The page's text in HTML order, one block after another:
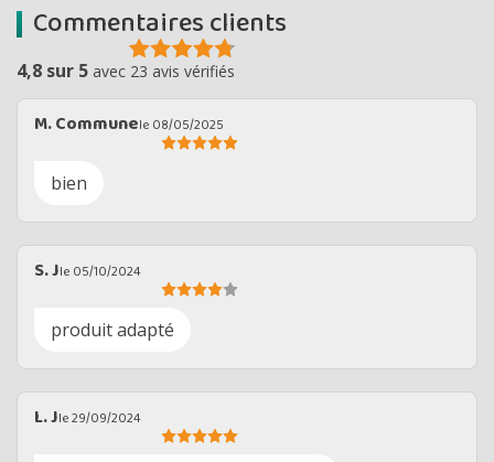
Commentaires clients
4,8 sur 5 avec 23 avis vérifiés
M. Communele 08/05/2025
bien
S. Jle 05/10/2024
produit adapté
L. Jle 29/09/2024